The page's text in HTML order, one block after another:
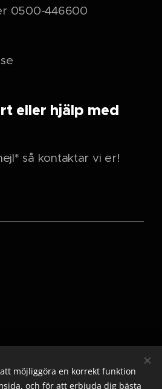
0500-446600
eller hjälp med
så kontaktar vi er!
möjliggöra en korrekt funktion
och för att erbjuda dig bästa